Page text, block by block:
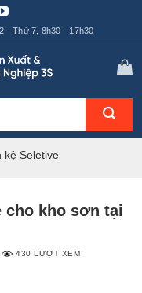
- Thứ 7, 8h30 - 17h30
kệ Seletive
cho kho sơn tại
430 LƯỢT XEM